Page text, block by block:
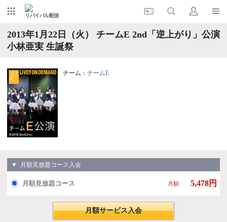
リバイバル配信
2013年1月22日（火） チームE 2nd「逆上がり」公演
小林亜実 生誕祭
チーム： チームE
▼ 月額見放題コース入会
月額見放題コース 月額 5,478円
月額サービス入会